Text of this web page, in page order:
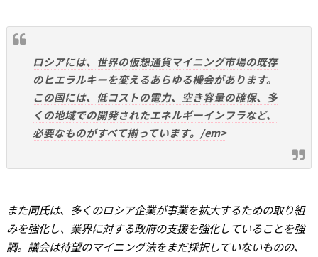
ロシアには、世界の仮想通貨マイニング市場の既存
のヒエラルキーを変えるあらゆる機会があります。
この国には、低コストの電力、空き容量の確保、多
くの地域での開発されたエネルギーインフラなど、
必要なものがすべて揃っています。/em>
また同氏は、多くのロシア企業が事業を拡大するための取り組
みを強化し、業界に対する政府の支援を強化していることを強
調。議会は待望のマイニング法をまだ採択していないものの、